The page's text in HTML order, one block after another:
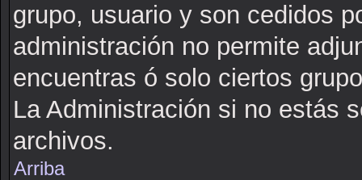
grupo, usuario y son cedidos
administración no permite
encuentras ó solo ciertos
La Administración si no estás
archivos.
Arriba